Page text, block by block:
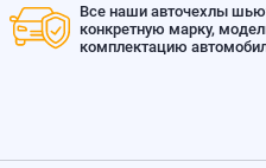
Все наши авточехлы
конкретную марку,
комплектацию